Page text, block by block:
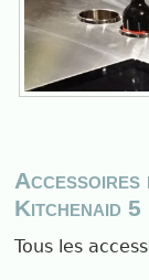
Accessoires
Kitchenaid 5
Tous les